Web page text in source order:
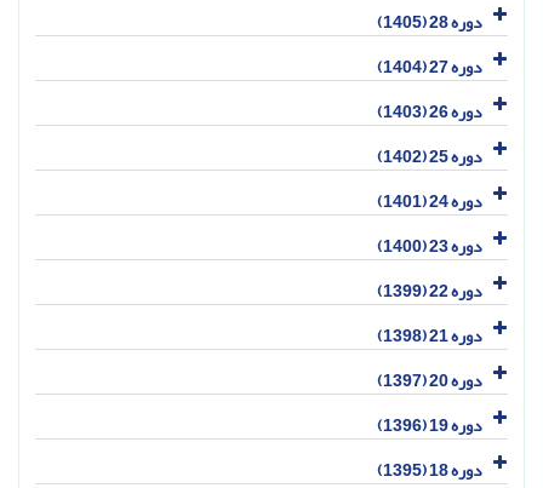
دوره 28 (1405)
دوره 27 (1404)
دوره 26 (1403)
دوره 25 (1402)
دوره 24 (1401)
دوره 23 (1400)
دوره 22 (1399)
دوره 21 (1398)
دوره 20 (1397)
دوره 19 (1396)
دوره 18 (1395)